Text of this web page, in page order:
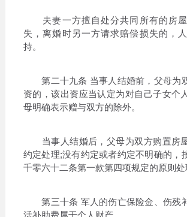
夫妻一方擅自处分共同所有的房屋
失，离婚时另一方请求赔偿损失的，
持。
第二十九条 当事人结婚前，父母为
资的，该出资应当认定为对自己子女个
母明确表示赠与双方的除外。
当事人结婚后，父母为双方购置房
约定处理;没有约定或者约定不明确的，
千零六十二条第一款第四项规定的原则处
第三十条 军人的伤亡保险金、伤残
活补助费属于个人财产。